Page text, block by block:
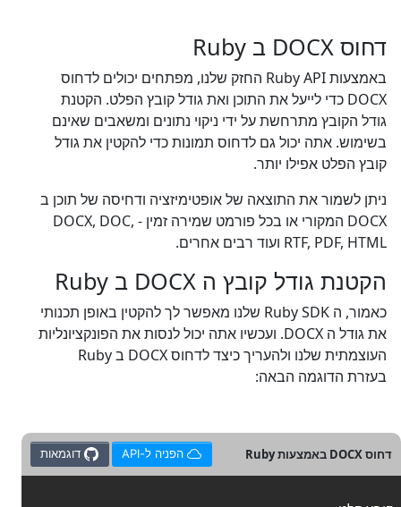
דחוס DOCX ב Ruby
באמצעות Ruby API החזק שלנו, מפתחים יכולים לדחוס
DOCX כדי לייעל את התוכן ואת גודל קובץ הפלט. הקטנת
גודל הקובץ מתרחשת על ידי ניקוי נתונים ומשאבים שאינם
בשימוש. אתה יכול גם לדחוס תמונות כדי להקטין את גודל
קובץ הפלט אפילו יותר.
ניתן לשמור את התוצאה של אופטימיזציה ודחיסה של תוכן ב
DOCX המקורי או בכל פורמט שמירה זמין - DOCX, DOC,
RTF, PDF, HTML ועוד רבים אחרים.
הקטנת גודל קובץ ה DOCX ב Ruby
כאמור, ה Ruby SDK שלנו מאפשר לך להקטין באופן תכנותי
את גודל ה DOCX. ועכשיו אתה יכול לנסות את הפונקציונליות
העוצמתית שלנו ולהעריך כיצד לדחוס DOCX ב Ruby
בעזרת הדוגמה הבאה:
דחוס DOCX באמצעות Ruby הפניה ל-API דוגמאות